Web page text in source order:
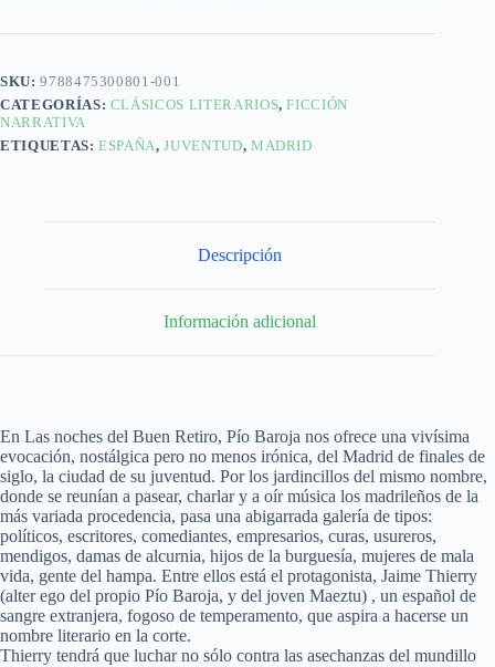
SKU:9788475300801-001
CATEGORÍAS: CLÁSICOS LITERARIOS,FICCIÓN
NARRATIVA
ETIQUETAS:ESPAÑA,JUVENTUD, MADRID
Descripción
Información adicional
En Las noches del Buen Retiro, Pío Baroja nos ofrece una vivísima
evocación, nostálgica pero no menos irónica, del Madrid de finales de
siglo, la ciudad de su juventud. Por los jardincillos del mismo nombre,
donde se reunían a pasear, charlar y a oír música los madrileños de la
más variada procedencia, pasa una abigarrada galería de tipos:
políticos, escritores, comediantes, empresarios, curas, usureros,
mendigos, damas de alcurnia, hijos de la burguesía, mujeres de mala
vida, gente del hampa. Entre ellos está el protagonista, Jaime Thierry
(alter ego del propio Pío Baroja, y del joven Maeztu) , un español de
sangre extranjera, fogoso de temperamento, que aspira a hacerse un
nombre literario en la corte.
Thierry tendrá que luchar no sólo contra las asechanzas del mundillo